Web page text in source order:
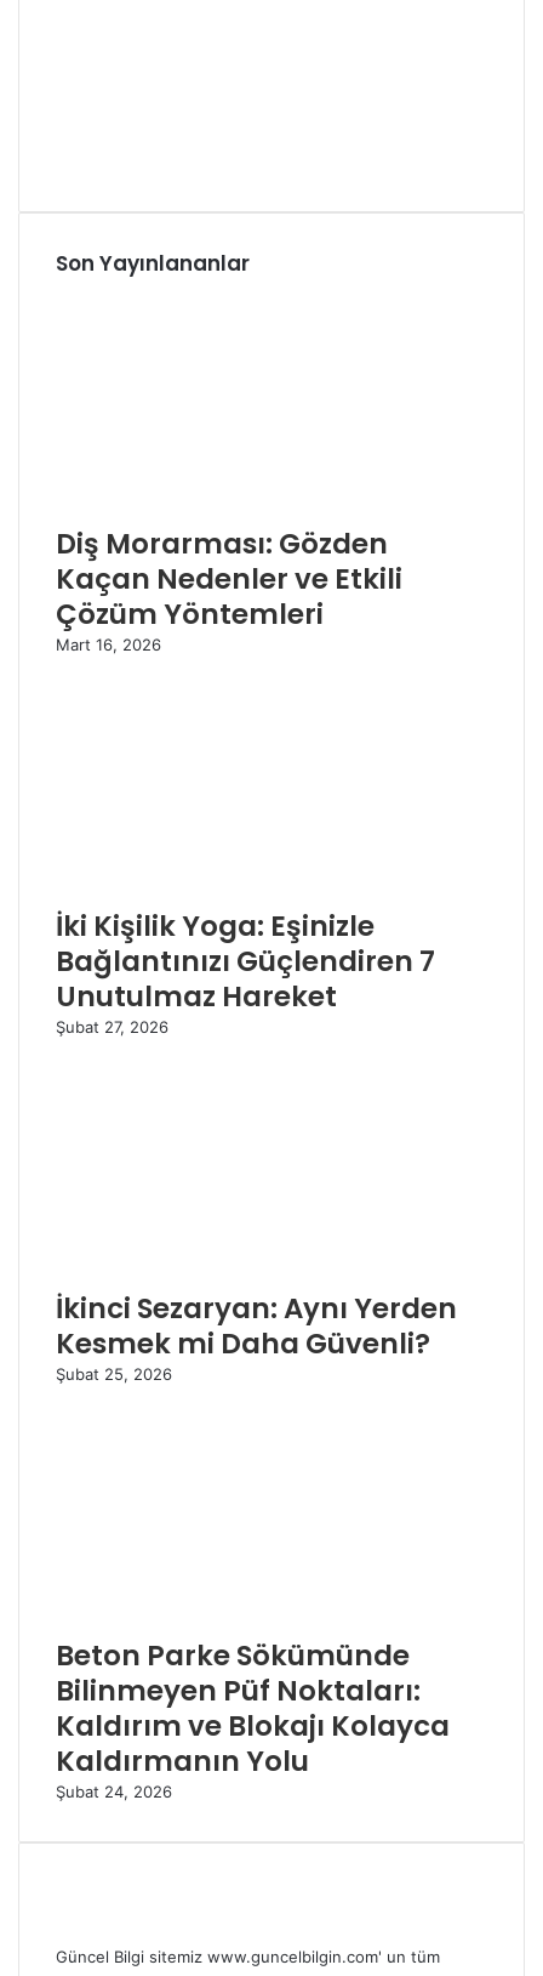
Son Yayınlananlar
Diş Morarması: Gözden
Kaçan Nedenler ve Etkili
Çözüm Yöntemleri
Mart 16, 2026
İki Kişilik Yoga: Eşinizle
Bağlantınızı Güçlendiren 7
Unutulmaz Hareket
Şubat 27, 2026
İkinci Sezaryan: Aynı Yerden
Kesmek mi Daha Güvenli?
Şubat 25, 2026
Beton Parke Sökümünde
Bilinmeyen Püf Noktaları:
Kaldırım ve Blokajı Kolayca
Kaldırmanın Yolu
Şubat 24, 2026
Güncel Bilgi sitemiz www.guncelbilgin.com' un tüm